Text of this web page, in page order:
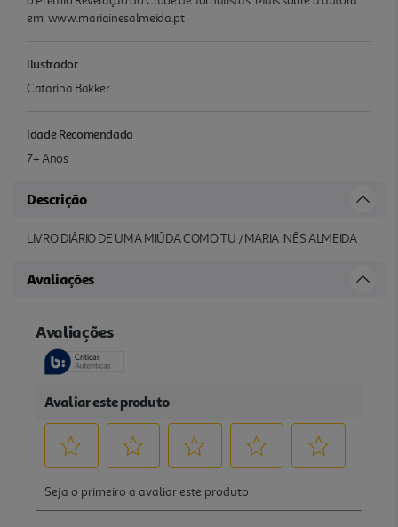
em: www.mariainesalmeida.pt
Ilustrador
Catarina Bakker
Idade Recomendada
7+ Anos
Descrição
LIVRO DIÁRIO DE UMA MIÚDA COMO TU /MARIA INÊS ALMEIDA
Avaliações